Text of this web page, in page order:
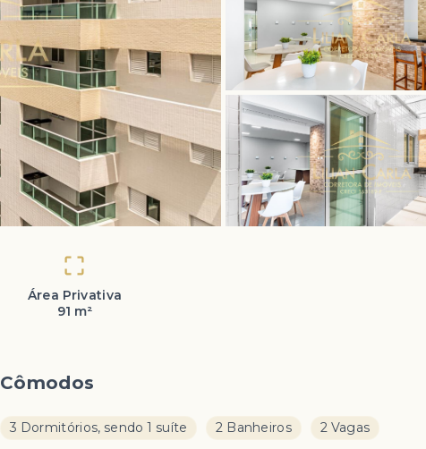
Área Privativa
91 m²
Cômodos
3 Dormitórios, sendo 1 suíte 2 Banheiros 2 Vagas